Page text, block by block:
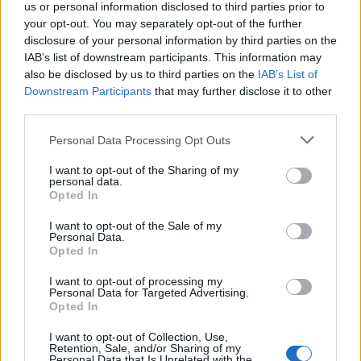
us or personal information disclosed to third parties prior to
your opt-out. You may separately opt-out of the further
disclosure of your personal information by third parties on the
IAB’s list of downstream participants. This information may
also be disclosed by us to third parties on the IAB’s List of
Downstream Participants that may further disclose it to other
Personal Data Processing Opt Outs
I want to opt-out of the Sharing of my
personal data.
Opted In
I want to opt-out of the Sale of my
Personal Data.
Opted In
I want to opt-out of processing my
Personal Data for Targeted Advertising.
Opted In
I want to opt-out of Collection, Use,
Retention, Sale, and/or Sharing of my
Zelensky kërkon më
shumë sisteme të
mbrojtjes ajrore: Raketa
që vjen drejt nesh vret
njerëz
Zelensky pas takimit me
Vuçiçin: Ukraina nuk e
ndryshon qëndrimin, nuk
do ta njohë Kosovën
Britania përballet me valën
temperaturat mund të
shkojnë në 36°C
Spanjë, Madridi rikthen
kontrollet në kufi